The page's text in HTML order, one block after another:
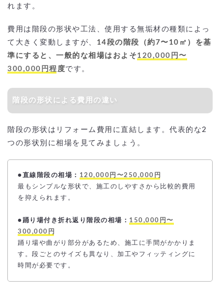
れます。
費用は階段の形状や工法、使用する無垢材の種類によっ
て大きく変動しますが、 14段の階段（約7〜10㎡）を基
準にすると、一般的な相場はおよそ 120,000円〜
300,000円程 度です。
階段の形状による費用の違い
階段の形状はリフォーム費用に直結します。代表的な2
つの形状別に相場を見てみましょう。
●直線階段の相場：
120,000円〜250,000円
最もシンプルな形状で、施工のしやすさから比較的費用
を抑えられます。
●踊り場付き折れ返り階段の相場： 150,000円〜
300,000円
踊り場や曲がり部分があるため、施工に手間がかかりま
す。段ごとのサイズも異なり、加工やフィッティングに
時間が必要です。